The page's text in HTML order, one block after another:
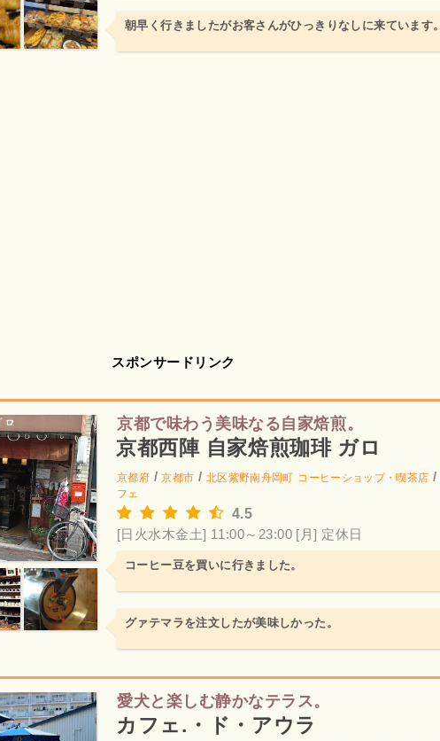
朝早く行きましたがお客さんがひっきりなしに来ています。
スポンサードリンク
京都で味わう美味なる自家焙煎。
京都西陣 自家焙煎珈琲 ガロ
京都府 /京都市 / 北区紫野南舟岡町 コーヒーショップ・喫茶店 /
フェ
4.5
[日火水木金土] 11:00～23:00 [月] 定休日
コーヒー豆を買いに行きました。
グァテマラを注文したが美味しかった。
愛犬と楽しむ静かなテラス。
カフェ.・ド・アウラ